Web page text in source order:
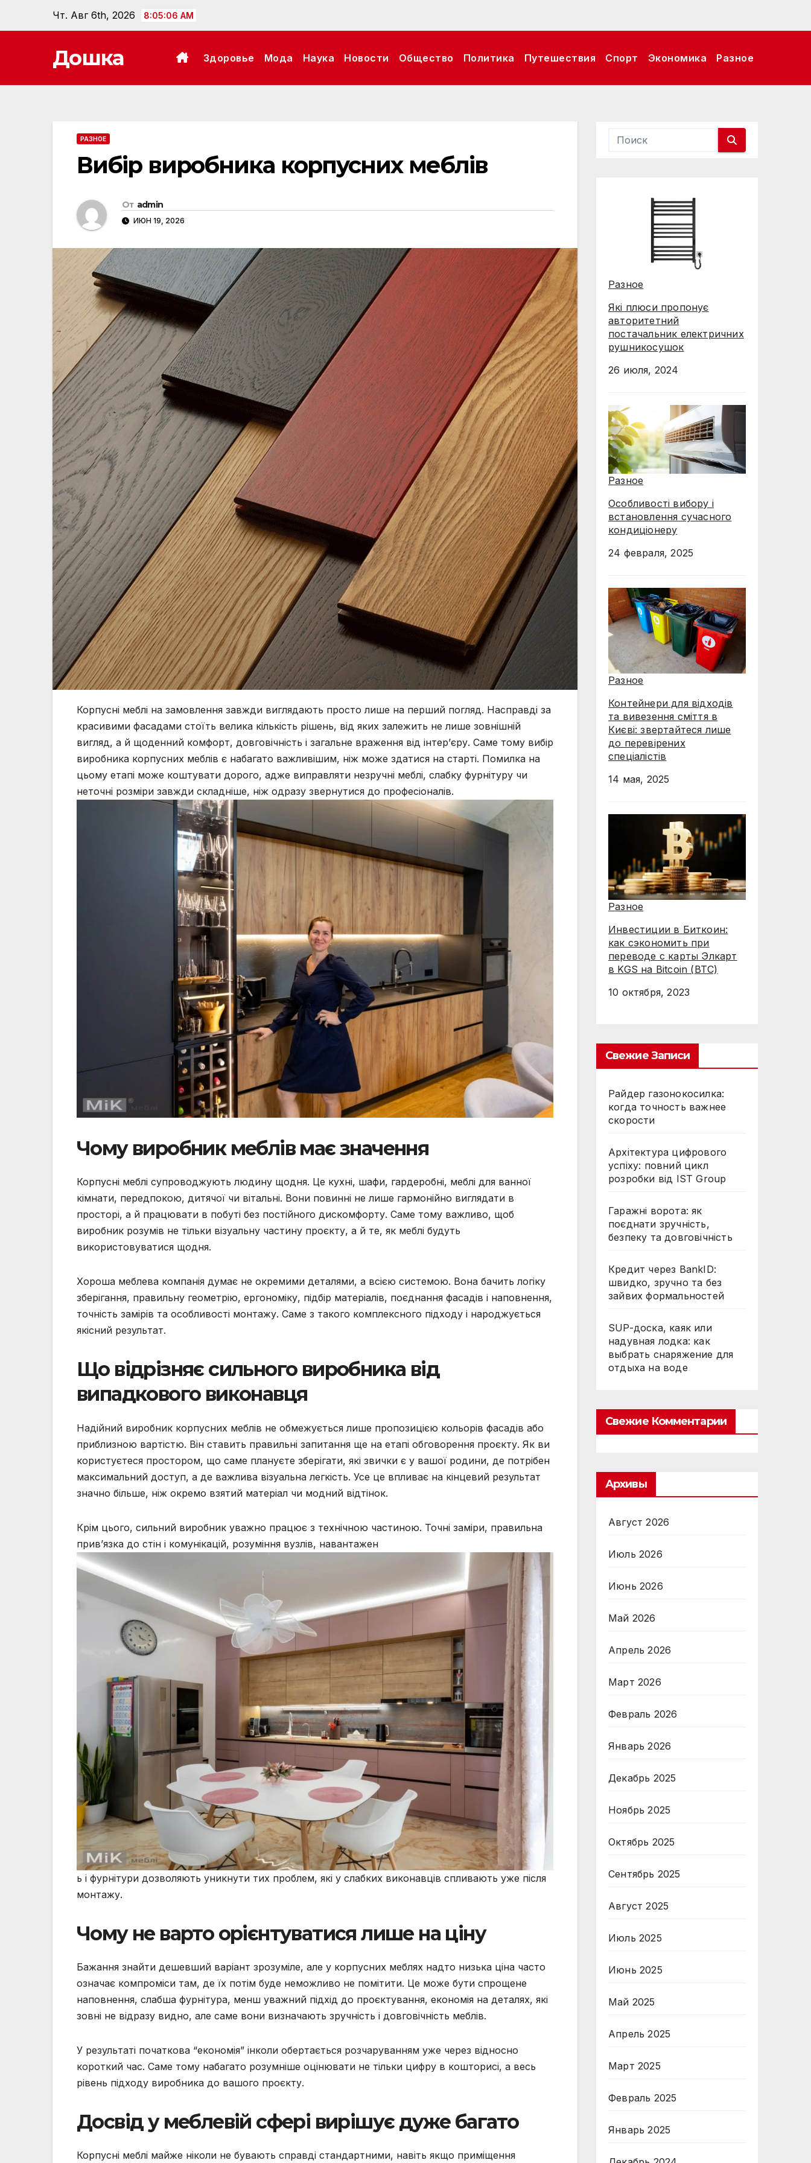
Чт. Авг 6th, 2026 8:05:08 AM
Дошка Здоровье Мода Наука Новости Общество Политика Путешествия Спорт Экономика Разное
РАЗНОЕ
Вибір виробника корпусних меблів
От admin
ИЮН 19, 2026
Корпусні меблі на замовлення завжди виглядають просто лише на перший погляд. Насправді за
красивими фасадами стоїть велика кількість рішень, від яких залежить не лише зовнішній
вигляд, а й щоденний комфорт, довговічність і загальне враження від інтер’єру. Саме тому вибір
виробника корпусних меблів є набагато важливішим, ніж може здатися на старті. Помилка на
цьому етапі може коштувати дорого, адже виправляти незручні меблі, слабку фурнітуру чи
неточні розміри завжди складніше, ніж одразу звернутися до професіоналів.
Чому виробник меблів має значення
Корпусні меблі супроводжують людину щодня. Це кухні, шафи, гардеробні, меблі для ванної
кімнати, передпокою, дитячої чи вітальні. Вони повинні не лише гармонійно виглядати в
просторі, а й працювати в побуті без постійного дискомфорту. Саме тому важливо, щоб
виробник розумів не тільки візуальну частину проєкту, а й те, як меблі будуть
використовуватися щодня.
Хороша меблева компанія думає не окремими деталями, а всією системою. Вона бачить логіку
зберігання, правильну геометрію, ергономіку, підбір матеріалів, поєднання фасадів і наповнення,
точність замірів та особливості монтажу. Саме з такого комплексного підходу і народжується
якісний результат.
Що відрізняє сильного виробника від
випадкового виконавця
Надійний виробник корпусних меблів не обмежується лише пропозицією кольорів фасадів або
приблизною вартістю. Він ставить правильні запитання ще на етапі обговорення проєкту. Як ви
користуєтеся простором, що саме плануєте зберігати, які звички є у вашої родини, де потрібен
максимальний доступ, а де важлива візуальна легкість. Усе це впливає на кінцевий результат
значно більше, ніж окремо взятий матеріал чи модний відтінок.
Крім цього, сильний виробник уважно працює з технічною частиною. Точні заміри, правильна
прив’язка до стін і комунікацій, розуміння вузлів, навантажен
ь і фурнітури дозволяють уникнути тих проблем, які у слабких виконавців спливають уже після
монтажу.
Чому не варто орієнтуватися лише на ціну
Бажання знайти дешевший варіант зрозуміле, але у корпусних меблях надто низька ціна часто
означає компроміси там, де їх потім буде неможливо не помітити. Це може бути спрощене
наповнення, слабша фурнітура, менш уважний підхід до проєктування, економія на деталях, які
зовні не відразу видно, але саме вони визначають зручність і довговічність меблів.
У результаті початкова “економія” інколи обертається розчаруванням уже через відносно
короткий час. Саме тому набагато розумніше оцінювати не тільки цифру в кошторисі, а весь
рівень підходу виробника до вашого проєкту.
Досвід у меблевій сфері вирішує дуже багато
Корпусні меблі майже ніколи не бувають справді стандартними, навіть якщо приміщення
Разное
Які плюси пропонує
авторитетний
постачальник електричних
рушникосушок
26 июля, 2024
Разное
Особливості вибору і
встановлення сучасного
кондиціонеру
24 февраля, 2025
Разное
Контейнери для відходів
та вивезення сміття в
Києві: звертайтеся лише
до перевірених
спеціалістів
14 мая, 2025
Разное
Инвестиции в Биткоин:
как сэкономить при
переводе с карты Элкарт
в KGS на Bitcoin (BTC)
10 октября, 2023
Свежие Записи
Райдер газонокосилка:
когда точность важнее
скорости
Архітектура цифрового
успіху: повний цикл
розробки від IST Group
Гаражні ворота: як
поєднати зручність,
безпеку та довговічність
Кредит через BankID:
швидко, зручно та без
зайвих формальностей
SUP-доска, каяк или
надувная лодка: как
выбрать снаряжение для
отдыха на воде
Свежие Комментарии
Архивы
Август 2026
Июль 2026
Июнь 2026
Май 2026
Апрель 2026
Март 2026
Февраль 2026
Январь 2026
Декабрь 2025
Ноябрь 2025
Октябрь 2025
Сентябрь 2025
Август 2025
Июль 2025
Июнь 2025
Май 2025
Апрель 2025
Март 2025
Февраль 2025
Январь 2025